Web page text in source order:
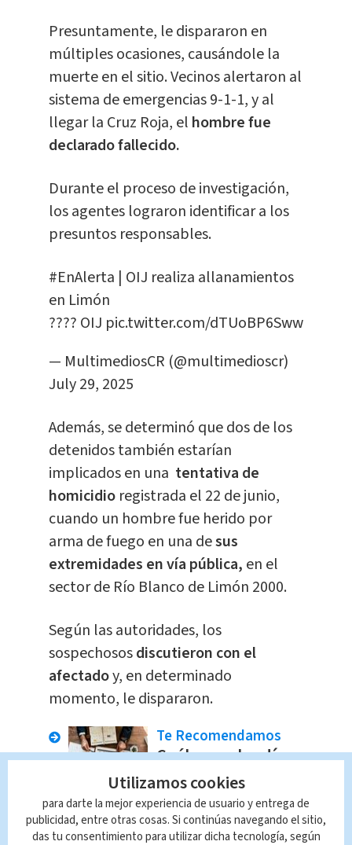
Presuntamente, le dispararon en
múltiples ocasiones, causándole la
muerte en el sitio. Vecinos alertaron al
sistema de emergencias 9-1-1, y al
llegar la Cruz Roja, el hombre fue
declarado fallecido.
Durante el proceso de investigación,
los agentes lograron identificar a los
presuntos responsables.
#EnAlerta | OIJ realiza allanamientos
en Limón
???? OIJ pic.twitter.com/dTUoBP6Sww
— MultimediosCR (@multimedioscr)
July 29, 2025
Además, se determinó que dos de los
detenidos también estarían
implicados en una tentativa de
homicidio registrada el 22 de junio,
cuando un hombre fue herido por
arma de fuego en una desus
extremidades en vía pública, en el
sector de Río Blanco de Limón 2000.
Según las autoridades, los
sospechososdiscutieron con el
afectadoy, en determinado
momento, le dispararon.
Te Recomendamos
Cuáles son los días
feriados de agosto
2025
Nacional Indira Zúñiga
Utilizamos cookies
para darte la mejor experiencia de usuario y entrega de
publicidad, entre otras cosas. Si continúas navegando el sitio,
das tu consentimiento para utilizar dicha tecnología, según